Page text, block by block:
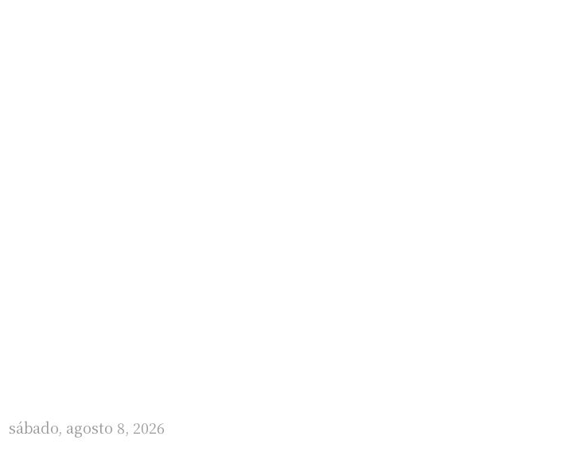
sábado, agosto 8, 2026